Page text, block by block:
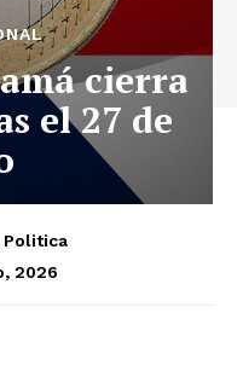
cierra
el 27 de
Politica
2026